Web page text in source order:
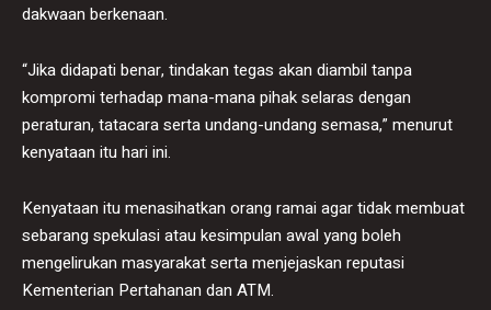
dakwaan berkenaan.
“Jika didapati benar, tindakan tegas akan diambil tanpa
kompromi terhadap mana-mana pihak selaras dengan
peraturan, tatacara serta undang-undang semasa,” menurut
kenyataan itu hari ini.
Kenyataan itu menasihatkan orang ramai agar tidak membuat
sebarang spekulasi atau kesimpulan awal yang boleh
mengelirukan masyarakat serta menjejaskan reputasi
Kementerian Pertahanan dan ATM.